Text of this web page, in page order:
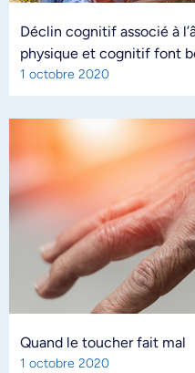
Déclin cognitif associé à
physique et cognitif font
1 octobre 2020
Quand le toucher fait mal
1 octobre 2020